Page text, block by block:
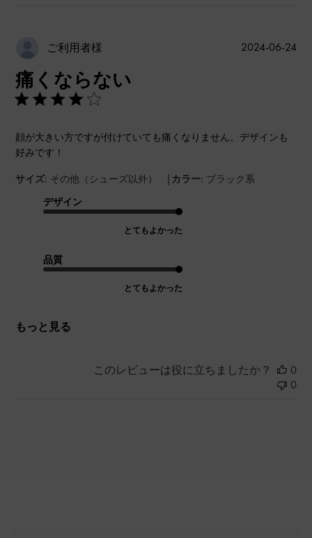
ご利用者様
痛くならない
顔が大きい方ですが付けていても痛くなりません。デザインも
好みです！
サイズ: その他（シューズ以外） | カラー: ブラック系
デザイン
とてもよかった
品質
とてもよかった
もっと見る
公
2024-06-24
このレビューは役に立ちましたか？
0
0